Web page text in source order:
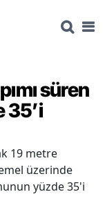
süren
35’i
19 metre
üzerinde
yüzde 35'i